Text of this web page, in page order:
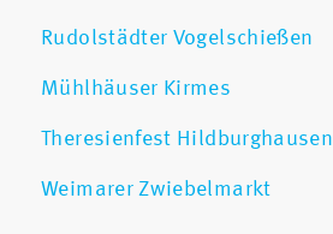
Rudolstädter Vogelschießen
Mühlhäuser Kirmes
Theresienfest Hildburghausen
Weimarer Zwiebelmarkt